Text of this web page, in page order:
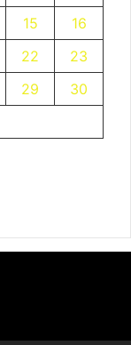
15
16
22
23
29
30